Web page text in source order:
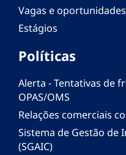
Vagas e oportunidades
Estágios
Políticas
Alerta - Tentativas de
OPAS/OMS
Relações comerciais
Sistema de Gestão de
(SGAIC)